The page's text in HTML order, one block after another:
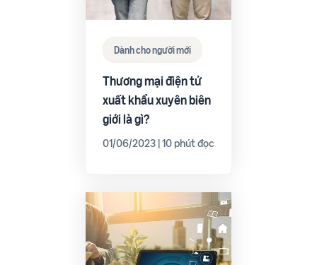
Dành cho người mới
Thương mại điện tử
xuất khẩu xuyên biên
giới là gì?
01/06/2023 | 10 phút đọc